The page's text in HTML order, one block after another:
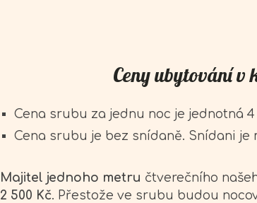
Ceny ubytování v
Cena srubu za jednu noc je jednotná 4
Cena srubu je bez snídaně. Snídani je
Majitel jednoho metru čtverečního
2 500 Kč. Přestože ve srubu budou